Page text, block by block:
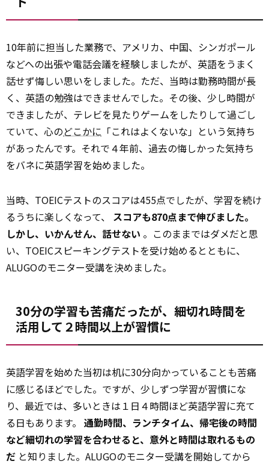
10年前に担当した業務で、アメリカ、中国、シンガポール
などへの出張や電話会議を経験しましたが、英語をうまく
話せず悔しい思いをしました。ただ、当時は勤務時間が長
く、英語の勉強はできませんでした。その後、少し時間が
できましたが、テレビを見たりゲームをしたりして過ごし
ていて、心のどこかに 「これはよくないな」という気持ち
があったんです。それで４年前、過去の悔しかった気持ち
をバネに英語学習を始めました。
当時、TOEICテストのスコアは455点でしたが、学習を続け
るうちに楽しくなって、 スコアも870点まで伸びました。
しかし、いかんせん、話せない 。このままではダメだと思
い、TOEICスピーキングテストを受け始めるとともに、
ALUGOのモニター受講を決めました。
30分の学習も苦痛だったが、細切れ時間を
活用して２時間以上が習慣に
英語学習を始めた当初は机に30分向かっていることも苦痛
に感じるほどでした。ですが、少しずつ学習が習慣にな
り、最近では、多いときは１日４時間ほど英語学習に充て
る日もあります。 通勤時間、ランチタイム、帰宅後の時間
など細切れの学習を合わせると、意外と時間は取れるもの
だ と知りました。ALUGOのモニター受講を開始してから